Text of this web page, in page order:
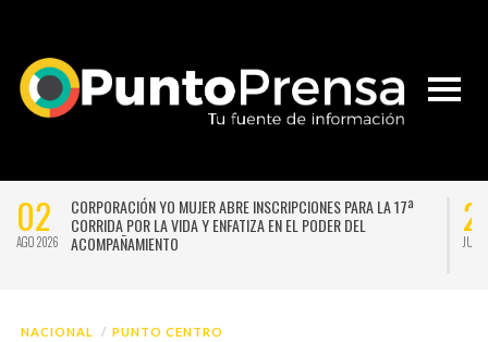
02
AGO 2026
CORPORACIÓN YO MUJER ABRE INSCRIPCIONES PARA LA 17ª
CORRIDA POR LA VIDA Y ENFATIZA EN EL PODER DEL
ACOMPAÑAMIENTO
JUL
NACIONAL PUNTO CENTRO